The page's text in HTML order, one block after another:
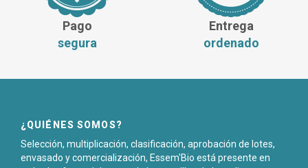
Pago
segura
Entrega
ordenado
¿QUIÉNES SOMOS?
Selección, multiplicación, clasificación, aprobación de lotes,
envasado y comercialización, Essem'Bio está presente en